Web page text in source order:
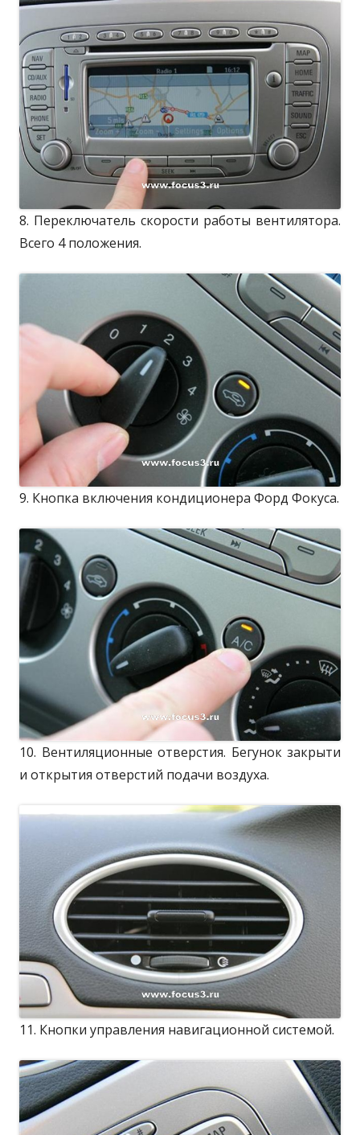
8. Переключатель скорости работы вентилятора.
Всего 4 положения.
9. Кнопка включения кондиционера Форд Фокуса.
10. Вентиляционные отверстия. Бегунок закрыти
и открытия отверстий подачи воздуха.
11. Кнопки управления навигационной системой.